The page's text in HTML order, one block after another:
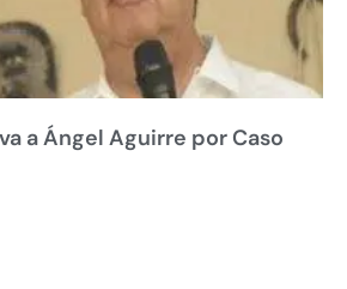
a Ángel Aguirre por Caso